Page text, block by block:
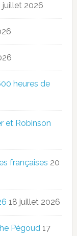
juillet 2026
heures de
et Robinson
françaises 20
18 juillet 2026
Pégoud 17